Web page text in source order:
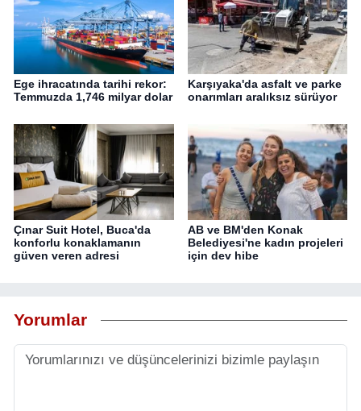
Ege ihracatında tarihi rekor:
Temmuzda 1,746 milyar dolar
Karşıyaka'da asfalt ve parke
onarımları aralıksız sürüyor
Çınar Suit Hotel, Buca'da
konforlu konaklamanın
güven veren adresi
AB ve BM'den Konak
Belediyesi'ne kadın projeleri
için dev hibe
Yorumlar